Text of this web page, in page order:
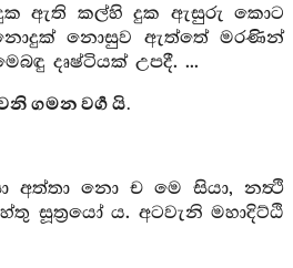
ඇති කල්හි දුක ඇසුරු කොට
නොසුව ඇත්තේ මරණින්
දෘෂ්ටියක් උපදී. ...
ගමන වර්‍ග යි.
අත්තා නො ච මෙ සියා, නත්‍ථි
සූත්‍රයෝ ය. අටවැනි මහාදිට්ඨි